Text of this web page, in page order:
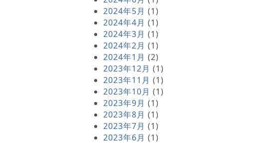
2024年5月 (1)
2024年4月 (1)
2024年3月 (1)
2024年2月 (1)
2024年1月 (2)
2023年12月 (1)
2023年11月 (1)
2023年10月 (1)
2023年9月 (1)
2023年8月 (1)
2023年7月 (1)
2023年6月 (1)